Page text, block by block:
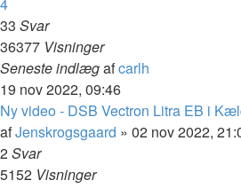
33 Svar
36377 Visninger
Seneste indlægafcarlh
19 nov 2022, 09:46
Ny video - DSB Vectron Litra EB i
afJenskrogsgaard » 02 nov 2022,
2Svar
5152 Visninger